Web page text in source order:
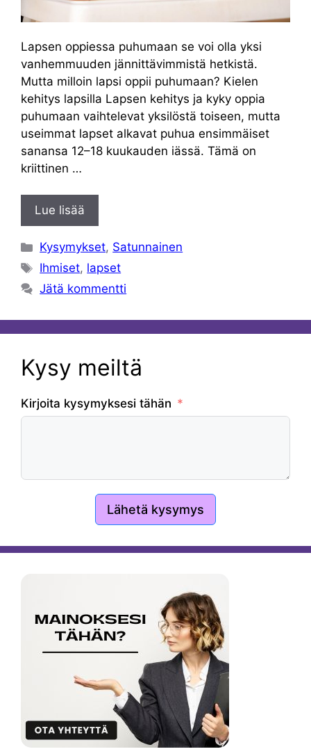
Lapsen oppiessa puhumaan se voi olla yksi
vanhemmuuden jännittävimmistä hetkistä.
Mutta milloin lapsi oppii puhumaan? Kielen
kehitys lapsilla Lapsen kehitys ja kyky oppia
puhumaan vaihtelevat yksilöstä toiseen, mutta
useimmat lapset alkavat puhua ensimmäiset
sanansa 12–18 kuukauden iässä. Tämä on
kriittinen …
Lue lisää
Kategoriat
Kysymykset, Satunnainen
Avainsanat
Ihmiset, lapset
Jätä kommentti
Kysy meiltä
Kirjoita kysymyksesi tähän
Lähetä kysymys